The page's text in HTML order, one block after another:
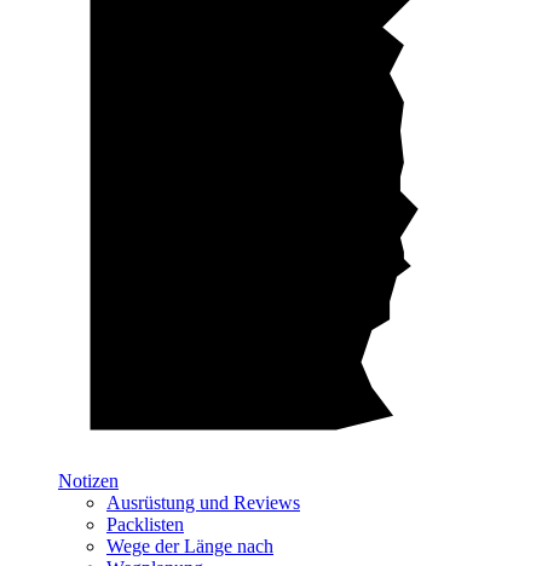
Notizen
Ausrüstung und Reviews
Packlisten
Wege der Länge nach